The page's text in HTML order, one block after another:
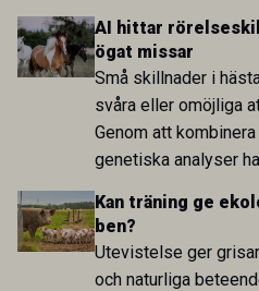
levande djur.
kostnader och krav
djursjukvården.
AI hittar
ögat missar
Små skillnader i
svåra eller omöjliga
Genom att
genetiska analyser
identifierat både
mellan gångarter och
ha betydelse för hur
koordineras.
Kan träning ge
ben?
Utevistelse ger
och naturliga